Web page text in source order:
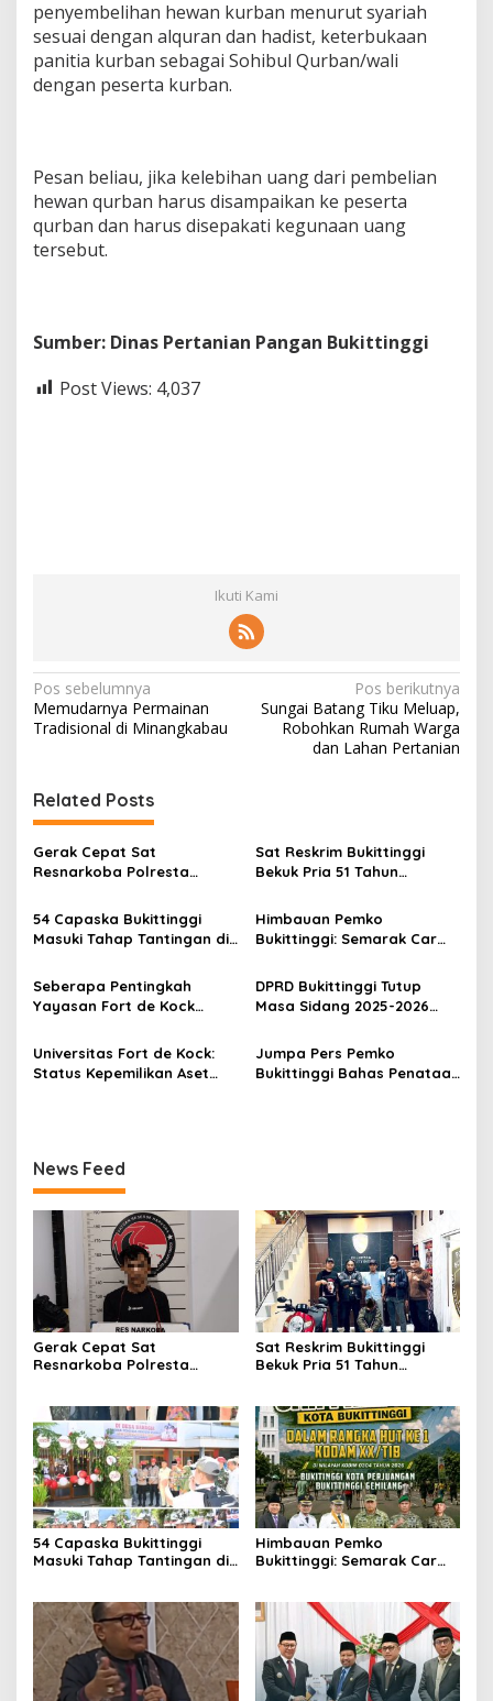
penyembelihan hewan kurban menurut syariah
sesuai dengan alquran dan hadist, keterbukaan
panitia kurban sebagai Sohibul Qurban/wali
dengan peserta kurban.
Pesan beliau, jika kelebihan uang dari pembelian
hewan qurban harus disampaikan ke peserta
qurban dan harus disepakati kegunaan uang
tersebut.
Sumber: Dinas Pertanian Pangan Bukittinggi
Post Views: 4,037
Ikuti Kami
N
a
i
g
a
s
i
p
s
Pos sebelumnya
Memudarnya Permainan
Tradisional di Minangkabau
Pos berikutnya
Sungai Batang Tiku Meluap,
Robohkan Rumah Warga
dan Lahan Pertanian
Related Posts
Gerak Cepat Sat
Resnarkoba Polresta
Sabu Berhasil Diamankan
Sat Reskrim Bukittinggi
Bekuk Pria 51 Tahun
Scoopy
54 Capaska Bukittinggi
Masuki Tahap Tantingan di
Himbauan Pemko
Bukittinggi: Semarak Car
HUT ke I Komando Daerah
Militer (KODAM) XX/Tuanku
Imam Bonjol
Seberapa Pentingkah
Yayasan Fort de Kock
Perekonomian Masyarakat
Jam Gadang?
DPRD Bukittinggi Tutup
Masa Sidang 2025-2026
2026-2027, Wako Ramlan
Beri Apresiasi
Universitas Fort de Kock:
Status Kepemilikan Aset
Jumpa Pers Pemko
Bukittinggi Bahas Penataan
News Feed
Gerak Cepat Sat
Resnarkoba Polresta
Sat Reskrim Bukittinggi
Bekuk Pria 51 Tahun
54 Capaska Bukittinggi
Masuki Tahap Tantingan di
Himbauan Pemko
Bukittinggi: Semarak Car
Militer (KODAM) XX/Tuanku
Imam Bonjol